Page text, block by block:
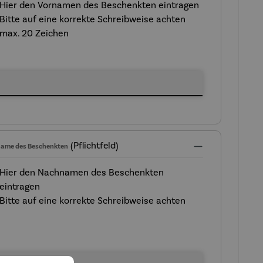
Hier den Vornamen des Beschenkten eintragen
Bitte auf eine korrekte Schreibweise achten
max. 20 Zeichen
des Beschenkten (Pflichtfeld)
Hier den Nachnamen des Beschenkten
eintragen
Bitte auf eine korrekte Schreibweise achten
des Beschenkten